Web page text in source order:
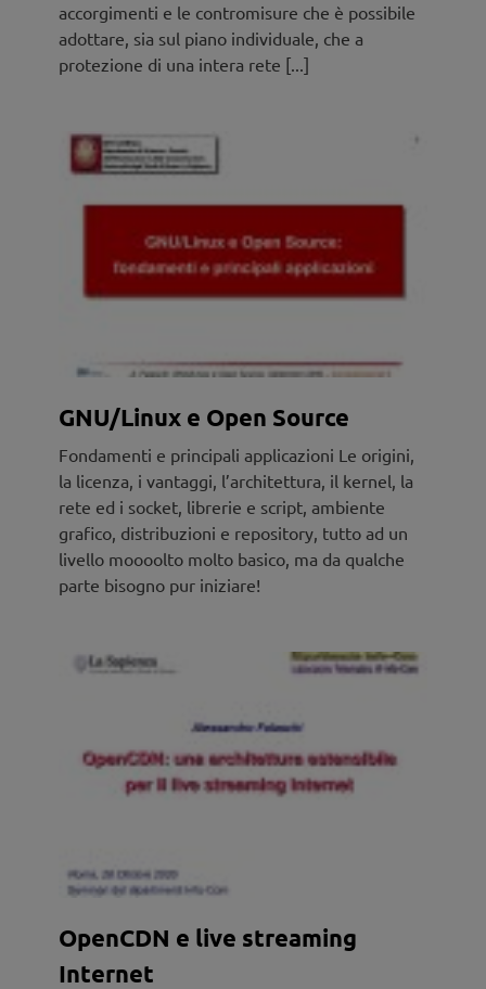
accorgimenti e le contromisure che è possibile
adottare, sia sul piano individuale, che a
protezione di una intera rete [...]
GNU/Linux e Open Source
Fondamenti e principali applicazioni Le origini,
la licenza, i vantaggi, l’architettura, il kernel, la
rete ed i socket, librerie e script, ambiente
grafico, distribuzioni e repository, tutto ad un
livello moooolto molto basico, ma da qualche
parte bisogno pur iniziare!
OpenCDN e live streaming
Internet